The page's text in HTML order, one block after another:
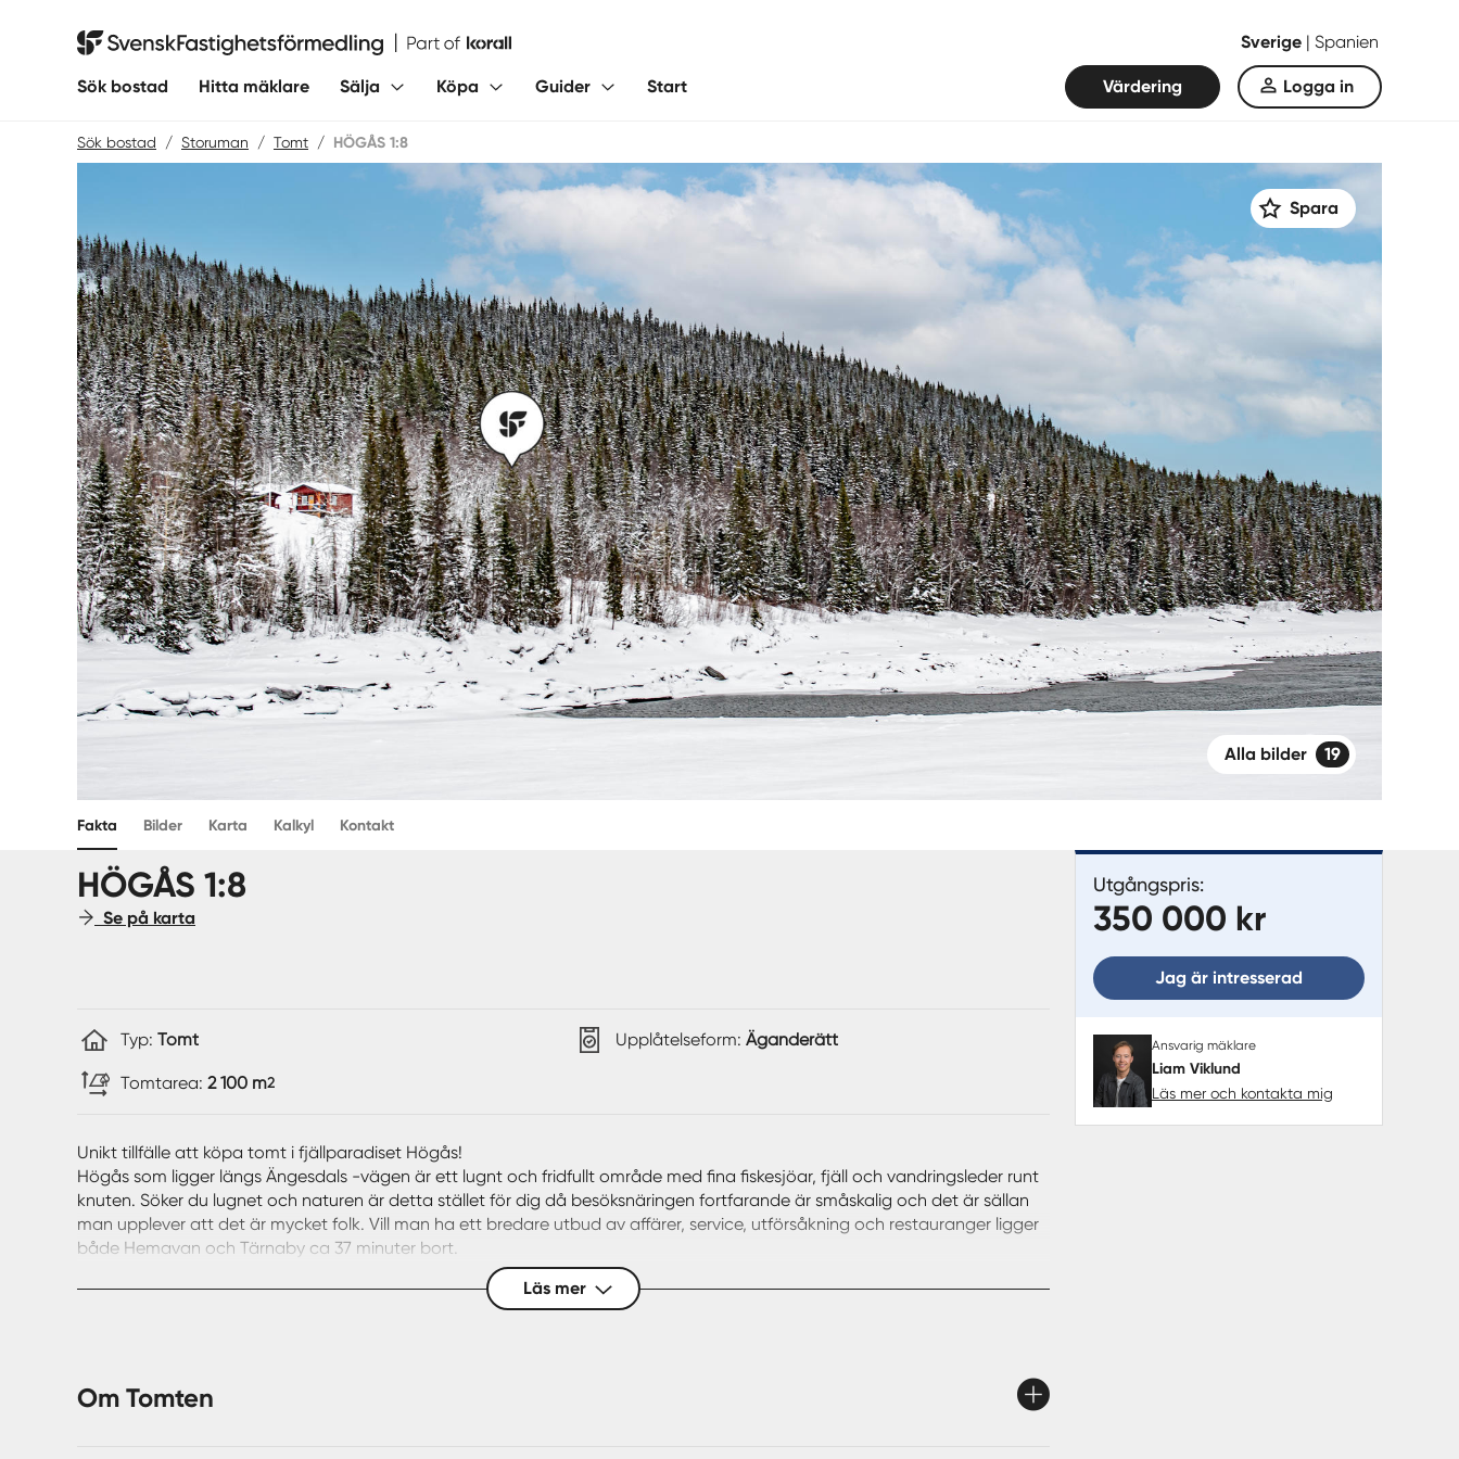
Svensk Fastighetsförmedling Sverige | Spanien
Sök bostad Hitta mäklare Sälja Köpa Guider Start Värdering Logga in
Sök bostad / Storuman / Tomt / HÖGÅS 1:8
Spara
Alla bilder 19
Utgångspris:
350 000 kr
Jag är intresserad
Ansvarig mäklare
Liam Viklund
Läs mer och kontakta mig
Fakta Bilder Karta Kalkyl Kontakt
HÖGÅS 1:8
Se på karta
Typ: Tomt
Tomtarea: 2 100 m2
Upplåtelseform: Äganderätt
Unikt tillfälle att köpa tomt i fjällparadiset Högås!
Högås som ligger längs Ängesdals -vägen är ett lugnt och fridfullt område med fina fiskesjöar, fjäll och vandringsleder runt
knuten. Söker du lugnet och naturen är detta stället för dig då besöksnäringen fortfarande är småskalig och det är sällan
man upplever att det är mycket folk. Vill man ha ett bredare utbud av affärer, service, utförsåkning och restauranger ligger
både Hemavan och Tärnaby ca 37 minuter bort.
Tomten ligger med ett bra läge på en syd/västlig bergssluttning strax efter Ängesdal och Södra fjällnäs. Ett stenkast bort
över fjället utan att förhålla sig till skoterled.
Läs mer
Om Tomten